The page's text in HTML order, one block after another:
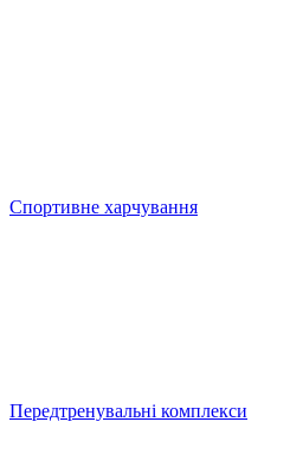
Спортивне харчування
Передтренувальні комплекси